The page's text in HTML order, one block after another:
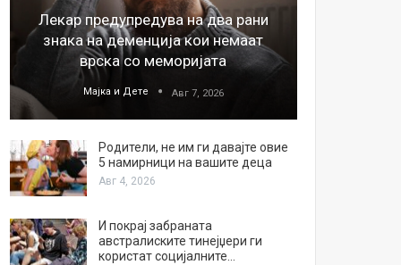
Лекар предупредува на два рани
знака на деменција кои немаат
врска со меморијата
Мајка и Дете Авг 7, 2026
Родители, не им ги давајте овие
5 намирници на вашите деца
Авг 4, 2026
И покрај забраната
австралиските тинејџери ги
користат социјалните…